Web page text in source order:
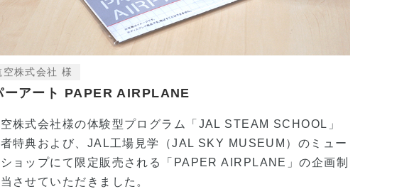
空株式会社 様
ーアート PAPER AIRPLANE
株式会社様の体験型プログラム「JAL STEAM SCHOOL」
特典および、JAL工場見学（JAL SKY MUSEUM）のミュー
ョップにて限定販売される「PAPER AIRPLANE」の企画制
させていただきました。